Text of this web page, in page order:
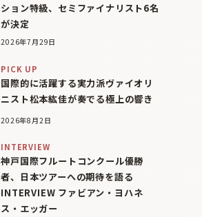
ション特級、セミファイナリスト6名
が決定
2026年7月29日
PICK UP
国際的に活躍する実力派ヴァイオリ
ニスト松本紘佳が奏でる極上の響き
2026年8月2日
INTERVIEW
神戸国際フルートコンクール優勝
者、日本ツアーへの期待を語る
INTERVIEW ファビアン・ヨハネ
ス・エッガー